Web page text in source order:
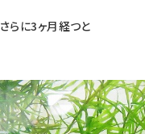
さらに3ヶ月経つと